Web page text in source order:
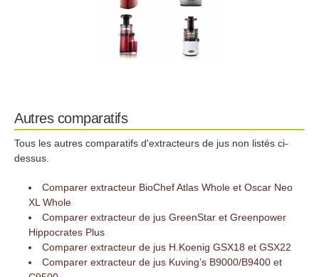
Autres comparatifs
Tous les autres comparatifs d'extracteurs de jus non listés ci-
dessus.
Comparer extracteur BioChef Atlas Whole et Oscar Neo
XL Whole
Comparer extracteur de jus GreenStar et Greenpower
Hippocrates Plus
Comparer extracteur de jus H.Koenig GSX18 et GSX22
Comparer extracteur de jus Kuving’s B9000/B9400 et